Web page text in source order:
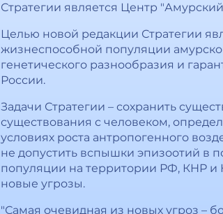
Стратегии является Центр
Целью новой редакции Стратегии
жизнеспособной популяции
генетического разнообразия и
России.
Задачи Стратегии – сохранить
существования с человеком,
условиях роста антропогенного
не допустить вспышки эпизоотий в
популяции на территории РФ, КНР
новые угрозы.
"Самая очевидная из новых угроз –